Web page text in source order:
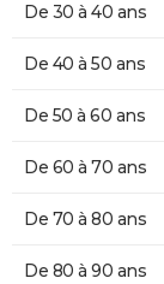
De 30 à 40 ans
De 40 à 50 ans
De 50 à 60 ans
De 60 à 70 ans
De 70 à 80 ans
De 80 à 90 ans